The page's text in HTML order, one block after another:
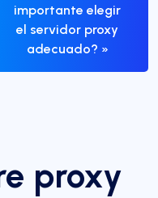
importante elegir
el servidor proxy
adecuado? »
proxy